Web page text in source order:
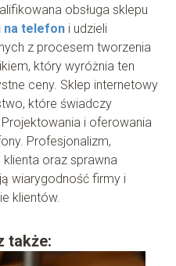
obsługa sklepu
na telefoni udzieli
z procesem tworzenia
który wyróżnia ten
ceny. Sklep internetowy
które świadczy
i oferowania
Profesjonalizm,
oraz sprawna
wiarygodność firmy i
klientów.
także: